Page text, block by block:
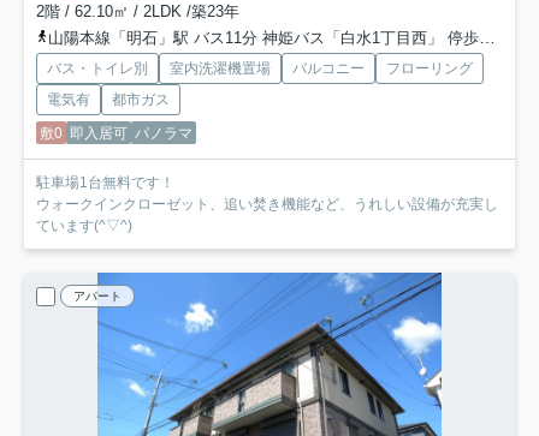
2階 / 62.10㎡ / 2LDK /築23年
山陽本線「明石」駅 バス11分 神姫バス「白水1丁目西」 停歩5分
バス・トイレ別 室内洗濯機置場 バルコニー
フローリング
電気有
都市ガス
敷0 即入居可 パノラマ
駐車場1台無料です！
ウォークインクローゼット、追い焚き機能など、うれしい設備が充実し
ています(^▽^)
アパート